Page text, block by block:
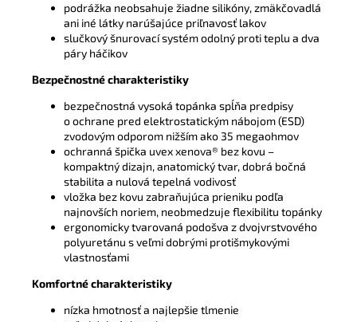
podrážka neobsahuje žiadne silikóny, zmäkčovadlá
ani iné látky narúšajúce priľnavosť lakov
slučkový šnurovací systém odolný proti teplu a dva
páry háčikov
Bezpečnostné charakteristiky
bezpečnostná vysoká topánka spĺňa predpisy
o ochrane pred elektrostatickým nábojom (ESD)
zvodovým odporom nižším ako 35 megaohmov
ochranná špička uvex xenova® bez kovu –
kompaktný dizajn, anatomický tvar, dobrá bočná
stabilita a nulová tepelná vodivosť
vložka bez kovu zabraňujúca prieniku podľa
najnovších noriem, neobmedzuje flexibilitu topánky
ergonomicky tvarovaná podošva z dvojvrstvového
polyuretánu s veľmi dobrými protišmykovými
vlastnosťami
Komfortné charakteristiky
nízka hmotnosť a najlepšie tlmenie